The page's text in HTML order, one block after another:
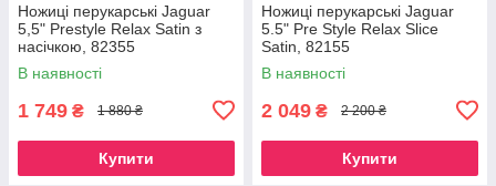
Ножиці перукарські Jaguar
5,5" Prestyle Relax Satin з
насічкою, 82355
В наявності
1 749 ₴ 1 880 ₴
Купити
Ножиці перукарські Jaguar
5.5" Pre Style Relax Slice
Satin, 82155
В наявності
2 049 ₴ 2 200 ₴
Купити